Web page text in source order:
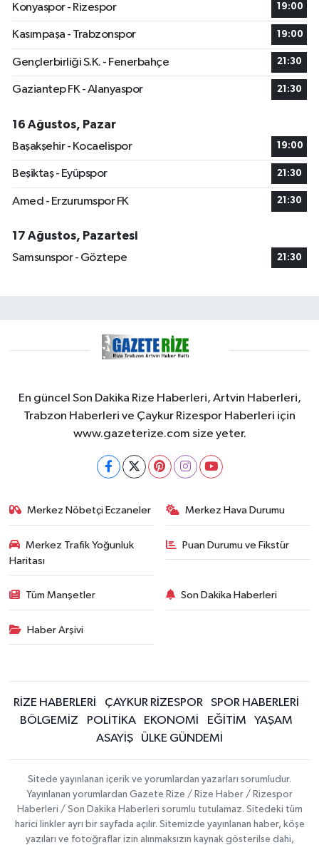
Konyaspor - Rizespor
19:00
Kasımpaşa - Trabzonspor 19:00
Gençlerbirliği S.K. - Fenerbahçe 21:30
Gaziantep FK - Alanyaspor 21:30
16 Ağustos, Pazar
Başakşehir - Kocaelispor
19:00
Beşiktaş - Eyüpspor 21:30
Amed - Erzurumspor FK 21:30
17 Ağustos, Pazartesi
Samsunspor - Göztepe
21:30
En güncel Son Dakika Rize Haberleri, Artvin Haberleri,
Trabzon Haberleri ve Çaykur Rizespor Haberleri için
www.gazeterize.com size yeter.
Merkez Nöbetçi Eczaneler Merkez Hava Durumu
Merkez Trafik Yoğunluk
Haritası
Puan Durumu ve Fikstür
Tüm Manşetler Son Dakika Haberleri
Haber Arşivi
RİZE HABERLERİ ÇAYKUR RİZESPOR
SPOR HABERLERİ
BÖLGEMİZ
POLİTİKA EKONOMİ EĞİTİM
YAŞAM
ASAYİŞ
ÜLKE GÜNDEMİ
Sitede yayınlanan içerik ve yorumlardan yazarları sorumludur.
Yayınlanan yorumlardan Gazete Rize / Rize Haber / Rizespor
Haberleri / Son Dakika Haberleri sorumlu tutulamaz. Sitedeki tüm
harici linkler ayrı bir sayfada açılır. Sitemizde yayınlanan haber, köşe
yazıları ve fotoğraflar izin alınmaksızın kaynak gösterilse dahi,